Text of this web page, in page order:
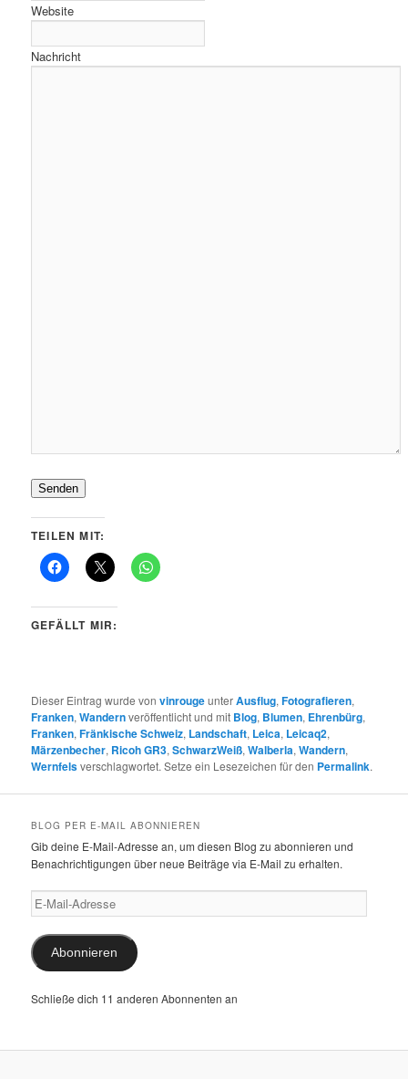
Website
Nachricht
Senden
TEILEN MIT:
GEFÄLLT MIR:
Dieser Eintrag wurde vonvinrougeunterAusflug,Fotografieren,
Franken,Wandernveröffentlicht und mit Blog, Blumen, Ehrenbürg,
Franken,Fränkische Schweiz, Landschaft, Leica, Leicaq2,
Märzenbecher, Ricoh GR3,SchwarzWeiß,Walberla,Wandern,
Wernfelsverschlagwortet. Setze ein Lesezeichen für den Permalink.
BLOG PER E-MAIL ABONNIEREN
Gib deine E-Mail-Adresse an, um diesen Blog zu abonnieren und
Benachrichtigungen über neue Beiträge via E-Mail zu erhalten.
E-
Mail-
Adresse
Abonnieren
Schließe dich 11 anderen Abonnenten an